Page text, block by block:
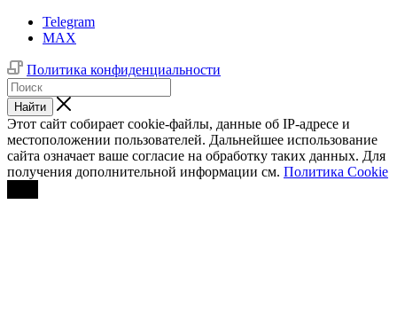
Telegram
MAX
Политика конфиденциальности
Найти
Этот сайт собирает cookie-файлы, данные об IP-адресе и
местоположении пользователей. Дальнейшее использование
сайта означает ваше согласие на обработку таких данных. Для
получения дополнительной информации см. Политика Cookie